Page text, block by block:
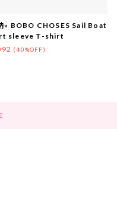
» BOBO CHOSES Sail Boat
sleeve T-shirt
(40%OFF)